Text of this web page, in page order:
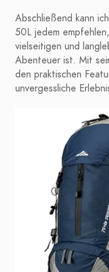
Abschließend kann
50L jedem
vielseitigen und
Abenteuer ist. Mit
den praktischen
unvergessliche